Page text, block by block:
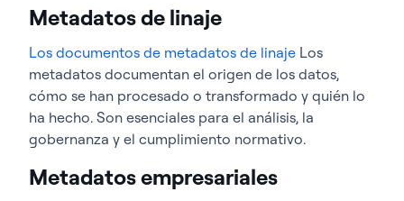
Metadatos de linaje
Los documentos de metadatos de linaje Los
metadatos documentan el origen de los datos,
cómo se han procesado o transformado y quién lo
ha hecho. Son esenciales para el análisis, la
gobernanza y el cumplimiento normativo.
Metadatos empresariales